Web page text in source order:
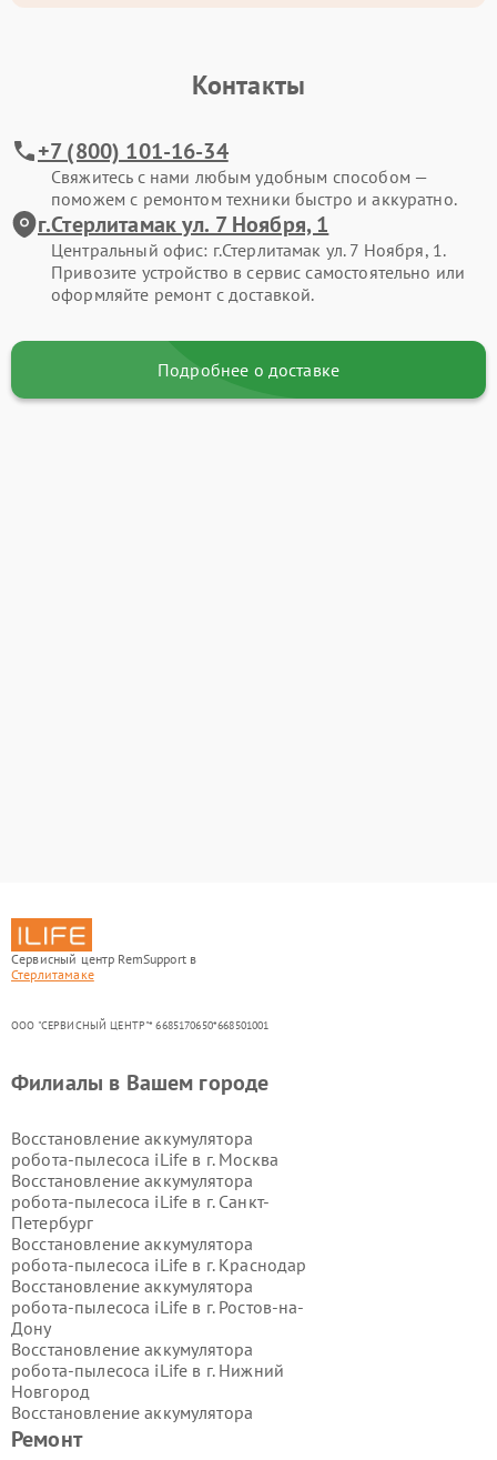
Контакты
+7 (800) 101-16-34
Свяжитесь с нами любым удобным способом —
поможем с ремонтом техники быстро и аккуратно.
г.Стерлитамак ул. 7 Ноября, 1
Центральный офис: г.Стерлитамак ул. 7 Ноября, 1.
Привозите устройство в сервис самостоятельно или
оформляйте ремонт с доставкой.
Подробнее о доставке
Сервисный центр RemSupport в
Стерлитамаке
ООО "СЕРВИСНЫЙ ЦЕНТР"* 6685170650*668501001
Ремонт
Филиалы в Вашем городе
Восстановление аккумулятора
робота-пылесоса iLife в г. Москва
Восстановление аккумулятора
робота-пылесоса iLife в г. Санкт-
Петербург
Восстановление аккумулятора
робота-пылесоса iLife в г. Краснодар
Восстановление аккумулятора
робота-пылесоса iLife в г. Ростов-на-
Дону
Восстановление аккумулятора
робота-пылесоса iLife в г. Нижний
Новгород
Восстановление аккумулятора
робота-пылесоса iLife в г.
Новосибирск